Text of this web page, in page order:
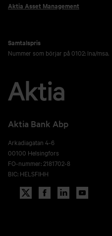
Aktia Asset Management
Samtalspris
Nummer som börjar på 0102: lna/msa.
Aktia Bank Abp
Arkadiagatan 4-6
00100 Helsingfors
FO-nummer: 2181702-8
BIC: HELSFIHH